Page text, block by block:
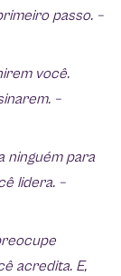
passo. –
você.
–
ninguém para
lidera. –
acredita. E,